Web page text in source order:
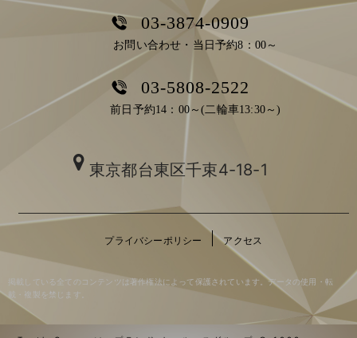
03-3874-0909
お問い合わせ・当日予約8：00～
03-5808-2522
前日予約14：00～(二輪車13:30～)
東京都台東区千束4-18-1
プライバシーポリシー アクセス
掲載している全てのコンテンツは著作権法によって保護されています。データの使用・転
載・複製を禁じます。